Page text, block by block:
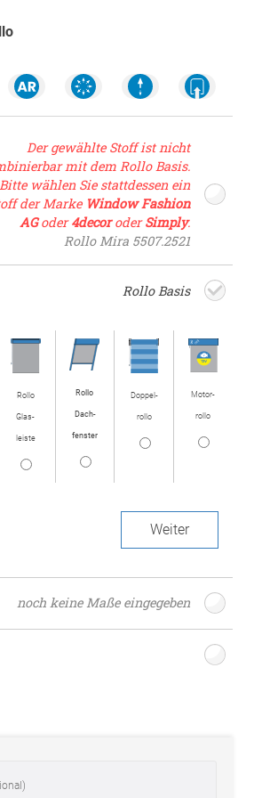
Der gewählte Stoff ist nicht
mit dem Rollo Basis.
Bitte wählen Sie stattdessen ein
der Marke Window Fashion
AGoder4decoroderSimply.
Rollo Mira 5507.2521
Rollo Basis
Rollo
Glas­
leiste
Rollo
Dach­
fenster
Doppel­
rollo
Motor­
rollo
Weiter
noch keine Maße eingegeben